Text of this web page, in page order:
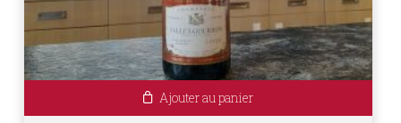
Ajouter au panier